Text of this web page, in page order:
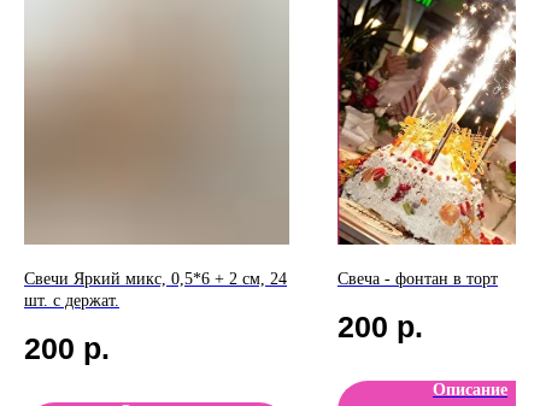
Свечи Яркий микс, 0,5*6 + 2 см, 24
шт. с держат.
200 р.
Свеча - фонтан в торт
200 р.
Описание